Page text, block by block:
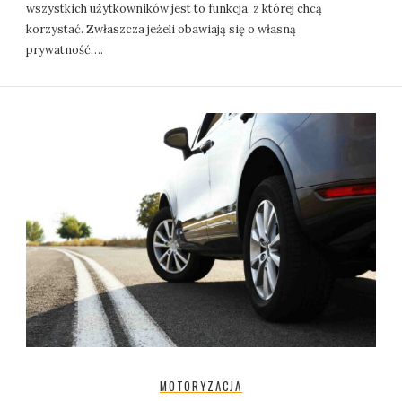
wszystkich użytkowników jest to funkcja, z której chcą
korzystać. Zwłaszcza jeżeli obawiają się o własną
prywatność….
MOTORYZACJA